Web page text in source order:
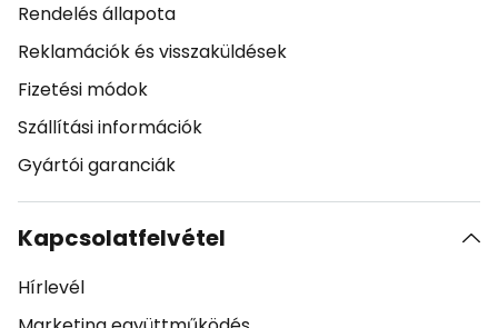
Rendelés állapota
Reklamációk és visszaküldések
Fizetési módok
Szállítási információk
Gyártói garanciák
Kapcsolatfelvétel
Hírlevél